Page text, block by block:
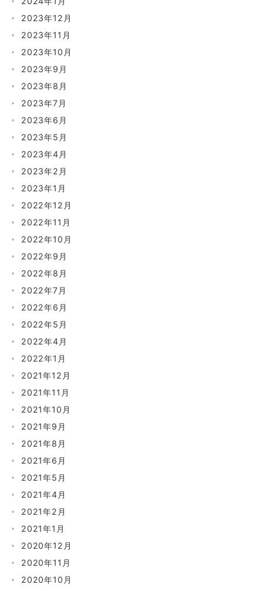
2023年12月
2023年11月
2023年10月
2023年9月
2023年8月
2023年7月
2023年6月
2023年5月
2023年4月
2023年2月
2023年1月
2022年12月
2022年11月
2022年10月
2022年9月
2022年8月
2022年7月
2022年6月
2022年5月
2022年4月
2022年1月
2021年12月
2021年11月
2021年10月
2021年9月
2021年8月
2021年6月
2021年5月
2021年4月
2021年2月
2021年1月
2020年12月
2020年11月
2020年10月